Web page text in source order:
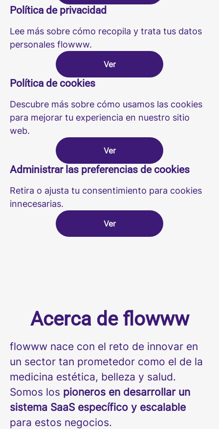
Política de privacidad
Lee más sobre cómo recopila y trata tus datos
personales flowww.
Ver
Política de cookies
Descubre más sobre cómo usamos las cookies
para mejorar tu experiencia en nuestro sitio
web.
Ver
Administrar las preferencias de cookies
Retira o ajusta tu consentimiento para cookies
innecesarias.
Ver
Acerca de flowww
flowww nace con el reto de innovar en
un sector tan prometedor como el de la
medicina estética, belleza y salud.
Somos los pioneros en desarrollar un
sistema SaaS específico y escalable
para estos negocios.